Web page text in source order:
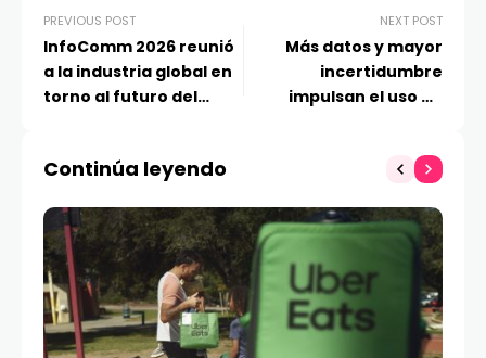
PREVIOUS POST
InfoComm 2026 reunió
a la industria global en
torno al futuro del
artificial
NEXT POST
Más datos y mayor
incertidumbre
impulsan el uso de
Continúa leyendo